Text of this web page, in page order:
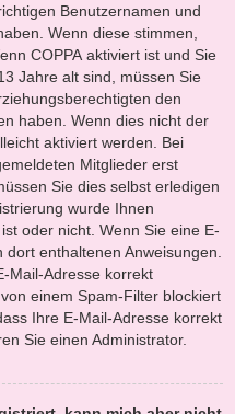
Benutzernamen und
Wenn diese stimmen,
COPPAaktiviert ist und Sie
Jahre alt sind, müssen Sie
den
haben. Wenn dies nicht der
aktiviert werden. Bei
Mitglieder erst
Sie dies selbst erledigen
wurde Ihnen
oder nicht. Wenn Sie eine E-
enthaltenen Anweisungen.
Mail-Adresse korrekt
einem Spam-Filter blockiert
Ihre E-Mail-Adresse korrekt
Sie einen Administrator.